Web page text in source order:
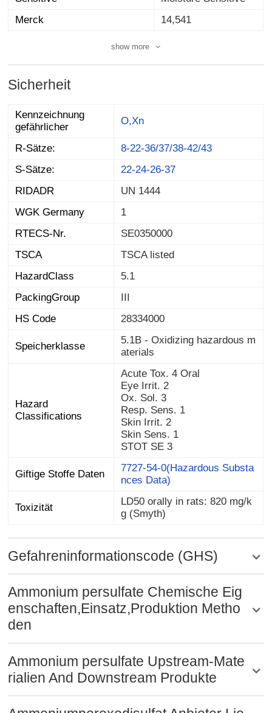
Merck
14,541
show more
Sicherheit
Kennzeichnung
gefährlicher
O,Xn
R-Sätze:
8-22-36/37/38-42/43
S-Sätze:
22-24-26-37
RIDADR
UN 1444
WGK Germany
1
RTECS-Nr.
SE0350000
TSCA
TSCA listed
HazardClass
5.1
PackingGroup
HS Code
28334000
Speicherklasse
5.1B - Oxidizing hazardous m
aterials
Hazard
Classifications
Acute Tox. 4 Oral
Eye Irrit. 2
Ox. Sol. 3
Resp. Sens. 1
Skin Irrit. 2
Skin Sens. 1
STOT SE 3
Giftige Stoffe Daten
7727-54-0(Hazardous Substa
nces Data)
Toxizität
LD50 orally in rats: 820 mg/k
g (Smyth)
Gefahreninformationscode (GHS)
Ammonium persulfate Chemische Eig
enschaften,Einsatz,Produktion Metho
den
Ammonium persulfate Upstream-Mate
rialien And Downstream Produkte